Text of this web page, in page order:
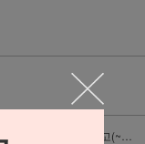
험 시행계획 공고(~6.28)